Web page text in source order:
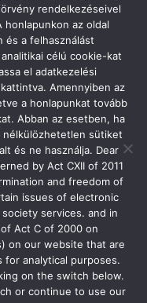
2026
rendelkezéseivel
honlapunkon az oldal
és a felhasználást
célú cookie-kat
el adatkezelési
Amennyiben az
a honlapunkat tovább
Abban az esetben, ha
nélkülözhetetlen sütiket
és ne használja. Dear
by Act CXII of 2011
and freedom of
issues of electronic
services. and in
Act C of 2000 on
on our website that are
for analytical purposes.
on the switch below.
or continue to use our